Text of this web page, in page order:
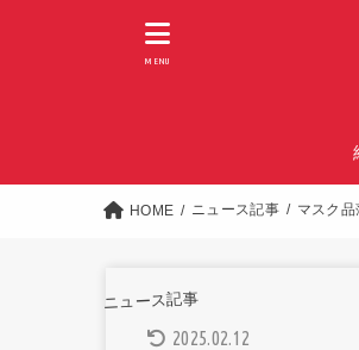
MENU
HOME ニュース記事 マスク
ニュース記事
2025.02.12